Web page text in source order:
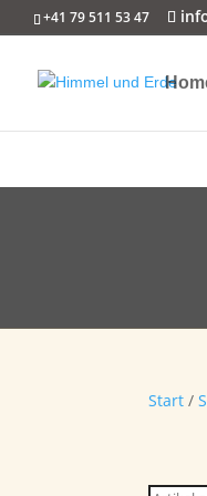
+41 79 511 53 47
Start /